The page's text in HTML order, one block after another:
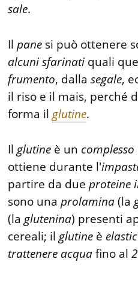
sale.
Ilpane si può ottenere
alcuni sfarinati quali
frumento, dallasegale,
il riso e il mais, perché
forma il glutine.
Il glutine è un complesso
ottiene durante l'
partire da dueproteine
sono unaprolamina(la
(la glutenina) presenti
cereali; il glutine è
trattenere acquafino al